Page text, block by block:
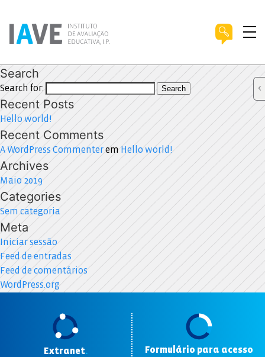
Search
Search for: Search
Recent Posts
Hello world!
Recent Comments
A WordPress Commenterem Hello world!
Archives
Maio 2019
Categories
Sem categoria
Meta
Iniciar sessão
Feed de entradas
Feed de comentários
WordPress.org
Extranet.
Formulário para acesso